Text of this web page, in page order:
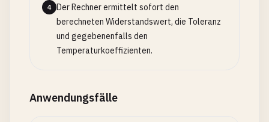
4
Der Rechner ermittelt sofort den
berechneten Widerstandswert, die Toleranz
und gegebenenfalls den
Temperaturkoeffizienten.
Anwendungsfälle